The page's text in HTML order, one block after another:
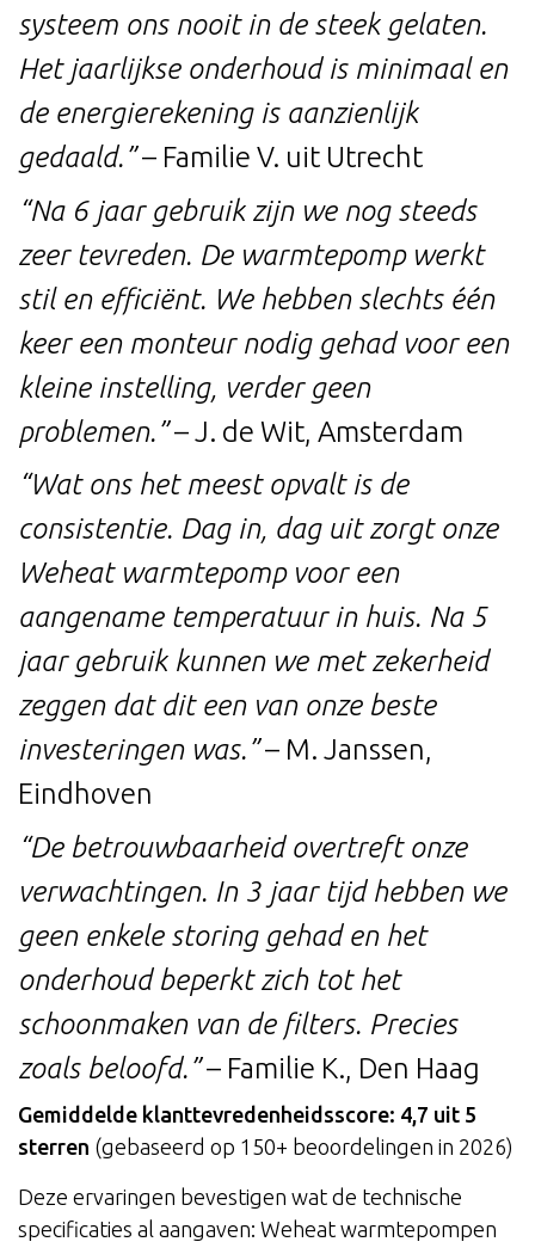
systeem ons nooit in de steek gelaten.
Het jaarlijkse onderhoud is minimaal en
de energierekening is aanzienlijk
gedaald.”– Familie V. uit Utrecht
“Na 6 jaar gebruik zijn we nog steeds
zeer tevreden. De warmtepomp werkt
stil en efficiënt. We hebben slechts één
keer een monteur nodig gehad voor een
kleine instelling, verder geen
problemen.”– J. de Wit, Amsterdam
“Wat ons het meest opvalt is de
consistentie. Dag in, dag uit zorgt onze
Weheat warmtepomp voor een
aangename temperatuur in huis. Na 5
jaar gebruik kunnen we met zekerheid
zeggen dat dit een van onze beste
investeringen was.”– M. Janssen,
Eindhoven
“De betrouwbaarheid overtreft onze
verwachtingen. In 3 jaar tijd hebben we
geen enkele storing gehad en het
onderhoud beperkt zich tot het
schoonmaken van de filters. Precies
zoals beloofd.”– Familie K., Den Haag
Gemiddelde klanttevredenheidsscore: 4,7 uit 5
sterren (gebaseerd op 150+ beoordelingen in 2026)
Deze ervaringen bevestigen wat de technische
specificaties al aangaven: Weheat warmtepompen